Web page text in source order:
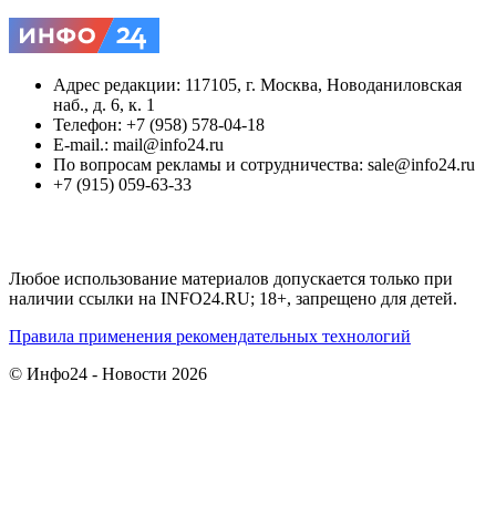
Адрес редакции: 117105, г. Москва, Новоданиловская
наб., д. 6, к. 1
Телефон: +7 (958) 578-04-18
E-mail.: mail@info24.ru
По вопросам рекламы и сотрудничества: sale@info24.ru
+7 (915) 059-63-33
Любое использование материалов допускается только при
наличии ссылки на INFO24.RU; 18+, запрещено для детей.
Правила применения рекомендательных технологий
© Инфо24 - Новости 2026